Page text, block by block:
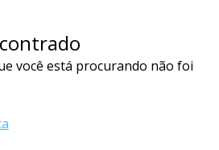
você está procurando não foi